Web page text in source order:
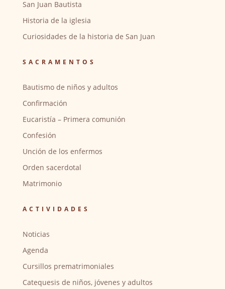
San Juan Bautista
Historia de la iglesia
Curiosidades de la historia de San Juan
SACRAMENTOS
Bautismo de niños y adultos
Confirmación
Eucaristía – Primera comunión
Confesión
Unción de los enfermos
Orden sacerdotal
Matrimonio
ACTIVIDADES
Noticias
Agenda
Cursillos prematrimoniales
Catequesis de niños, jóvenes y adultos